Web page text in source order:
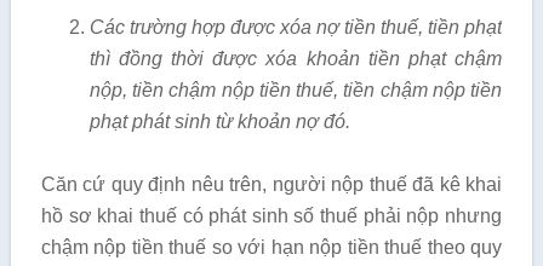
Các trường hợp được xóa nợ tiền thuế, tiền phạt
thì đồng thời được xóa khoản tiền phạt chậm
nộp, tiền chậm nộp tiền thuế, tiền chậm nộp tiền
phạt phát sinh từ khoản nợ đó.
Căn cứ quy định nêu trên, người nộp thuế đã kê khai
hồ sơ khai thuế có phát sinh số thuế phải nộp nhưng
chậm nộp tiền thuế so với hạn nộp tiền thuế theo quy